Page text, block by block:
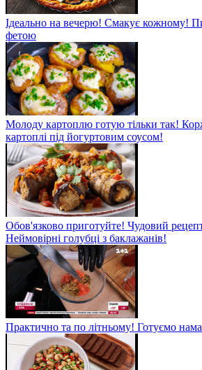
Ідеально на вечерю! Смакує кожному!
фетою
Молоду картоплю готую тільки так!
картоплі під йогуртовим соусом!
Обов'язково приготуйте! Чудовий
Неймовірні голубці з баклажанів!
Практично та по літньому! Готуємо